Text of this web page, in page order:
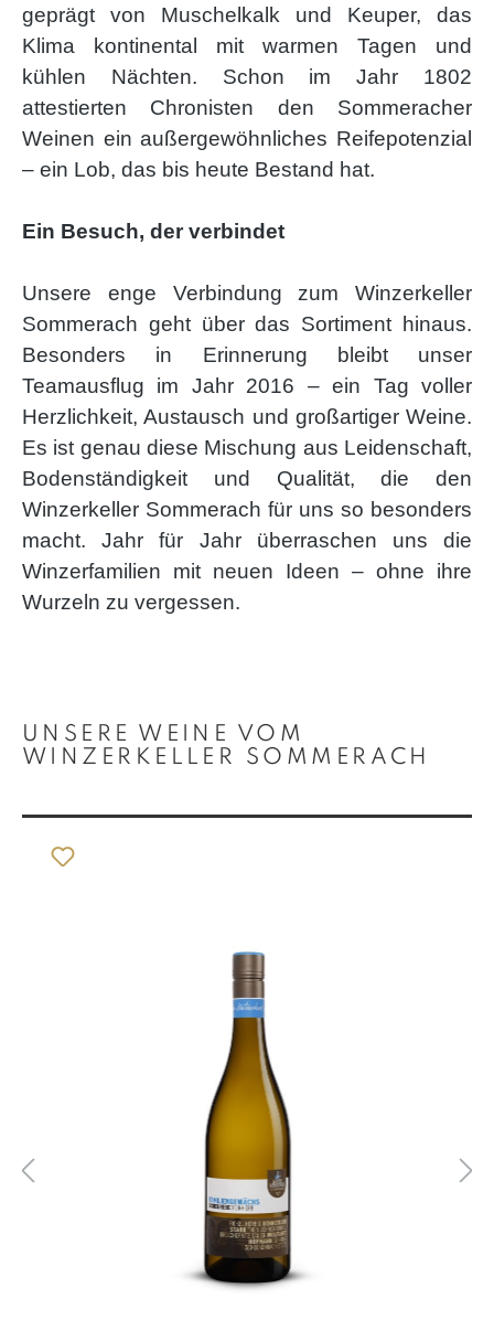
geprägt von Muschelkalk und Keuper, das
Klima kontinental mit warmen Tagen und
kühlen Nächten. Schon im Jahr 1802
attestierten Chronisten den Sommeracher
Weinen ein außergewöhnliches Reifepotenzial
– ein Lob, das bis heute Bestand hat.
Ein Besuch, der verbindet
Unsere enge Verbindung zum Winzerkeller
Sommerach geht über das Sortiment hinaus.
Besonders in Erinnerung bleibt unser
Teamausflug im Jahr 2016 – ein Tag voller
Herzlichkeit, Austausch und großartiger Weine.
Es ist genau diese Mischung aus Leidenschaft,
Bodenständigkeit und Qualität, die den
Winzerkeller Sommerach für uns so besonders
macht. Jahr für Jahr überraschen uns die
Winzerfamilien mit neuen Ideen – ohne ihre
Wurzeln zu vergessen.
UNSERE WEINE VOM
WINZERKELLER SOMMERACH